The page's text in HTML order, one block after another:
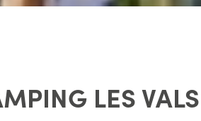
LES VALS